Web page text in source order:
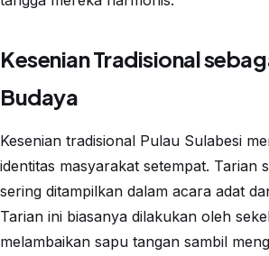
Kesenian Tradisional
Budaya
Kesenian tradisional Pulau Sulabesi
identitas masyarakat setempat. Tarian
sering ditampilkan dalam acara adat
Tarian ini biasanya dilakukan oleh
melambaikan sapu tangan sambil